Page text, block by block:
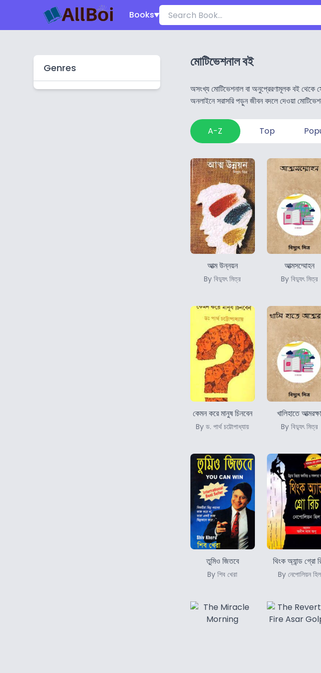
Books
Genres মোটিভেশনাল বই
অসংখ্য মোটিভেশনাল বা অনুপ্রেরণামূলক বই থেকে
অনলাইনে সরাসরি পড়ুন জীবন বদলে দেওয়া
A-Z Top
আত্ম উন্নয়ন
By বিদ্যুৎ মিত্র
আত্মসম্মোহন
By বিদ্যুৎ মিত্র
কেমন করে মানুষ চিনবেন
By ড. পার্থ চট্টোপাধ্যায়
খালিহাতে আত্মরক্ষা
By বিদ্যুৎ মিত্র
তুমিও জিতবে
By শিব খেরা
থিংক অ্যান্ড গ্রো
By নেপোলিয়ন হিল